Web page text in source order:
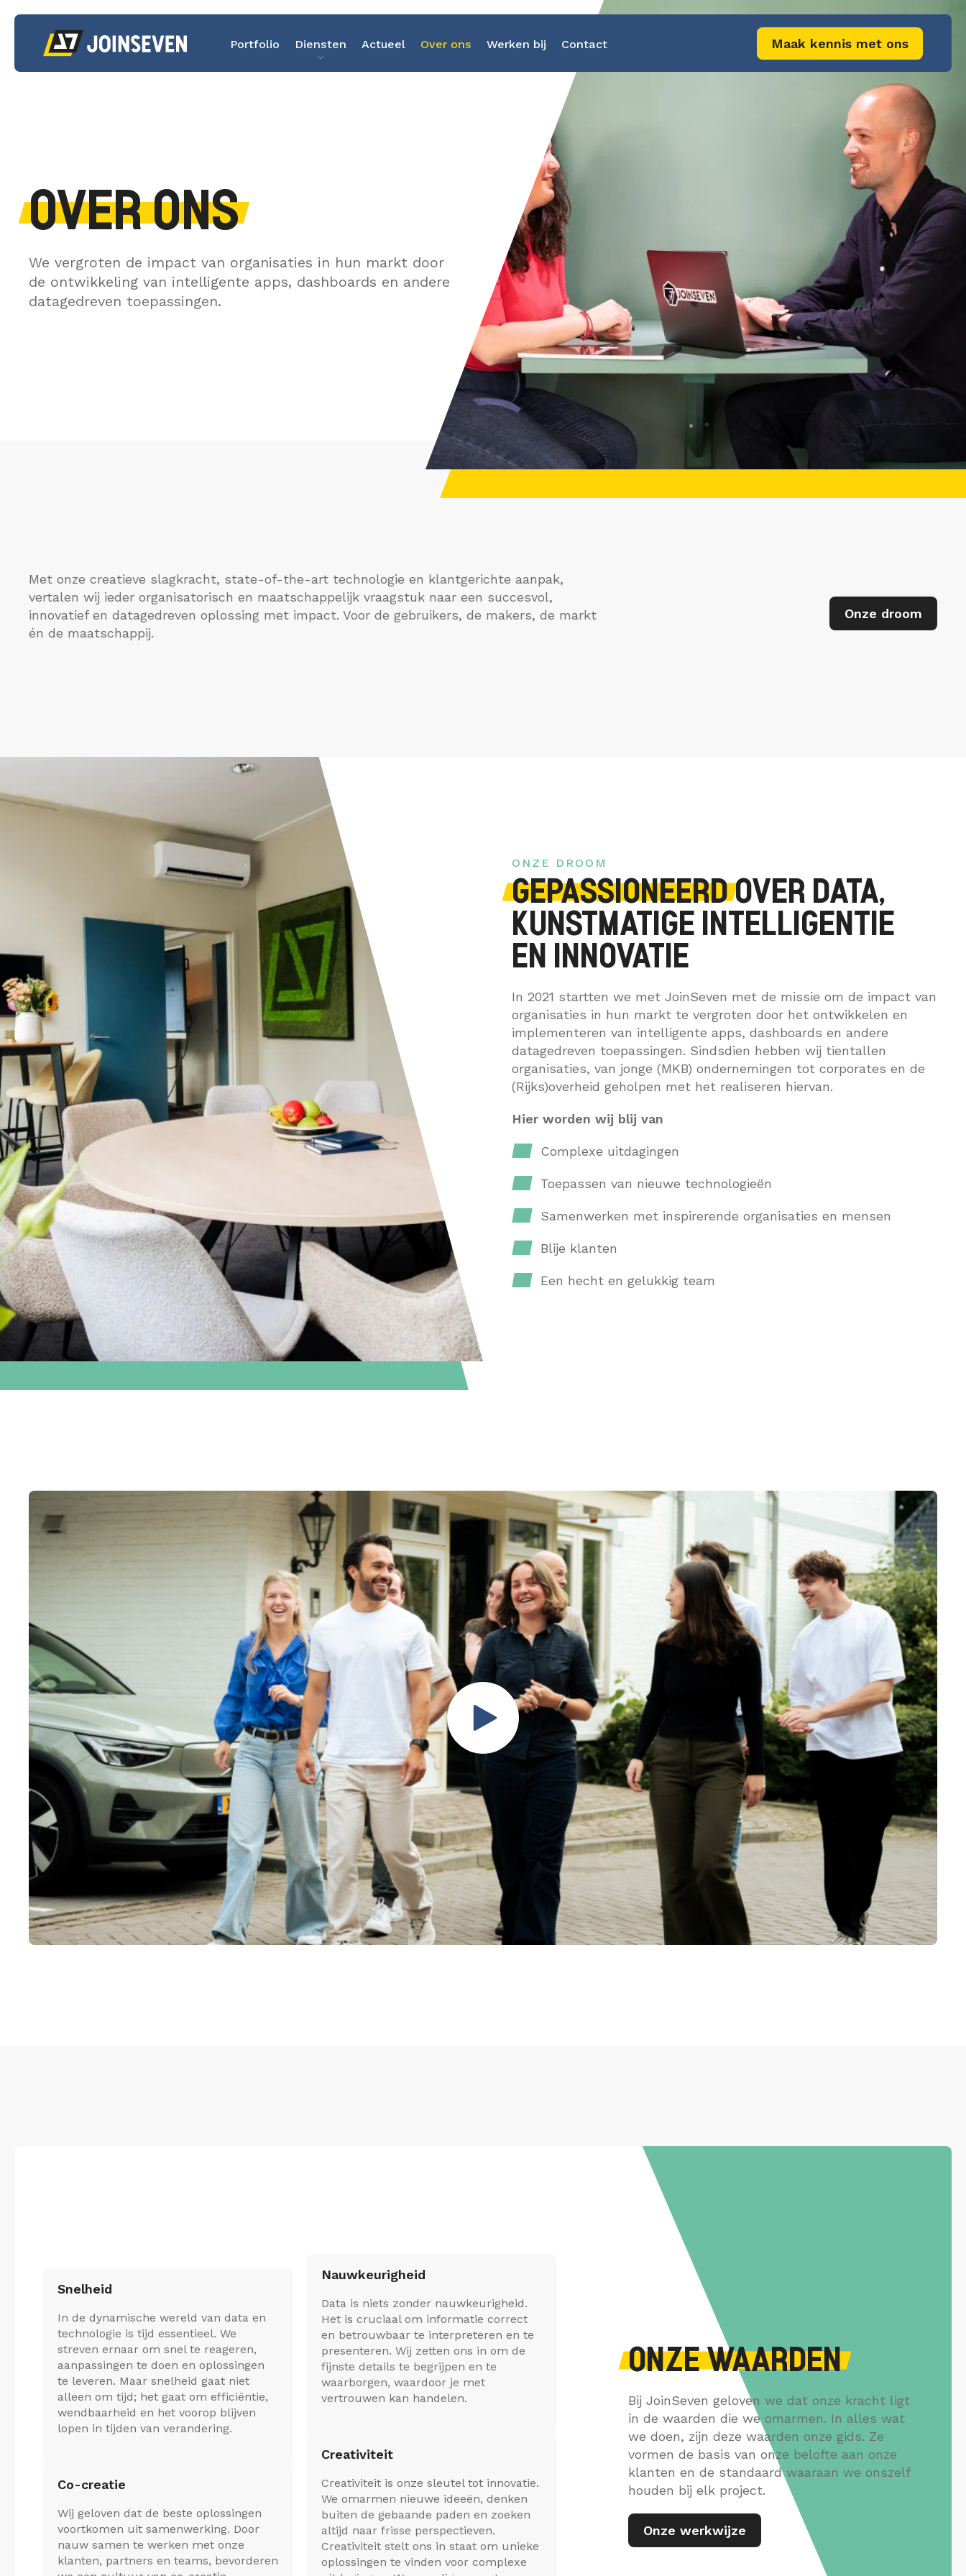
Portfolio Diensten Actueel Over ons Werken bij Contact Maak kennis met ons
Strategieontwikkeling
Kunstmatige Intelligentie
Business Intelligence
Software-as-a-Service
Data Discovery Sprint
Dataplatform Heptagon
Interim
OVER ONS
We vergroten de impact van organisaties in hun markt door
de ontwikkeling van intelligente apps, dashboards en andere
datagedreven toepassingen.
Met onze creatieve slagkracht, state-of-the-art technologie en klantgerichte aanpak,
vertalen wij ieder organisatorisch en maatschappelijk vraagstuk naar een succesvol,
innovatief en datagedreven oplossing met impact. Voor de gebruikers, de makers, de markt
én de maatschappij.
Onze droom
ONZE DROOM
GEPASSIONEERDOVER DATA,
KUNSTMATIGE INTELLIGENTIE
EN INNOVATIE
In 2021 startten we met JoinSeven met de missie om de impact van
organisaties in hun markt te vergroten door het ontwikkelen en
implementeren van intelligente apps, dashboards en andere
datagedreven toepassingen. Sindsdien hebben wij tientallen
organisaties, van jonge (MKB) ondernemingen tot corporates en de
(Rijks)overheid geholpen met het realiseren hiervan.
Hier worden wij blij van
Complexe uitdagingen
Toepassen van nieuwe technologieën
Samenwerken met inspirerende organisaties en mensen
Blije klanten
Een hecht en gelukkig team
Snelheid
In de dynamische wereld van data en
technologie is tijd essentieel. We
streven ernaar om snel te reageren,
aanpassingen te doen en oplossingen
te leveren. Maar snelheid gaat niet
alleen om tijd; het gaat om efficiëntie,
wendbaarheid en het voorop blijven
lopen in tijden van verandering.
Nauwkeurigheid
Data is niets zonder nauwkeurigheid.
Het is cruciaal om informatie correct
en betrouwbaar te interpreteren en te
presenteren. Wij zetten ons in om de
fijnste details te begrijpen en te
waarborgen, waardoor je met
vertrouwen kan handelen.
Co-creatie
Wij geloven dat de beste oplossingen
voortkomen uit samenwerking. Door
nauw samen te werken met onze
klanten, partners en teams, bevorderen
Creativiteit
Creativiteit is onze sleutel tot innovatie.
We omarmen nieuwe ideeën, denken
buiten de gebaande paden en zoeken
altijd naar frisse perspectieven.
Creativiteit stelt ons in staat om unieke
oplossingen te vinden voor complexe
ONZE WAARDEN
Bij JoinSeven geloven we dat onze kracht ligt
in de waarden die we omarmen. In alles wat
we doen, zijn deze waarden onze gids. Ze
vormen de basis van onze belofte aan onze
klanten en de standaard waaraan we onszelf
houden bij elk project.
Onze werkwijze